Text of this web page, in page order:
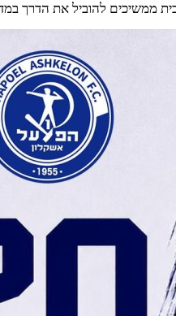
ממשיכים להוביל את הדרך